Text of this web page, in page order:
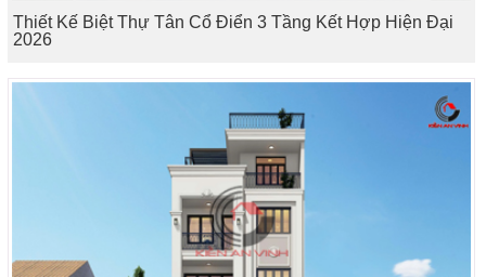
Thiết Kế Biệt Thự Tân Cổ Điển 3 Tầng Kết Hợp Hiện Đại
2026